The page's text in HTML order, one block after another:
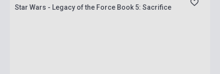
Star Wars - Legacy of the Force Book 5: Sacrifice